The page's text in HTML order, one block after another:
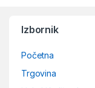
Izbornik
Početna
Trgovina